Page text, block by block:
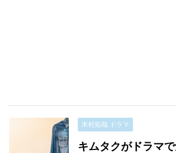
木村拓哉 ドラマ
キムタクがドラマ